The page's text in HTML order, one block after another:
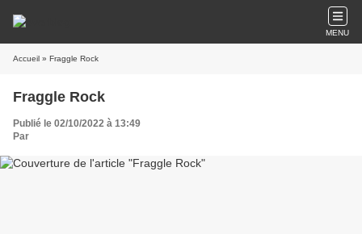
MENU
Accueil » Fraggle Rock
Fraggle Rock
Publié le 02/10/2022 à 13:49
Par